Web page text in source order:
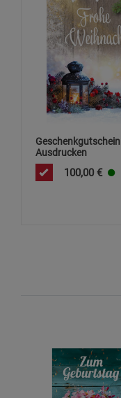
Ausdrucken
100,00 €